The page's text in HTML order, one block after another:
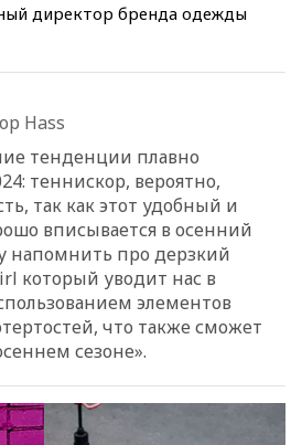
директор бренда одежды
Hass
тенденции плавно
теннискор, вероятно,
так как этот удобный и
вписывается в осенний
напомнить про дерзкий
который уводит нас в
элементов
что также сможет
сезоне».